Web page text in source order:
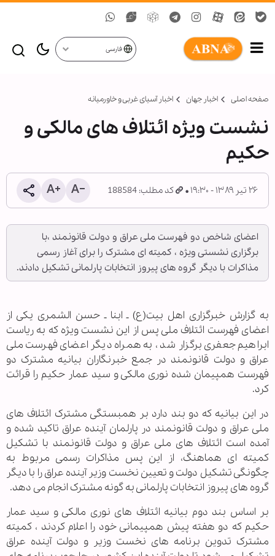
فارسی
صفحه اصلی اخبار جهان اخبار آسیای غربی و خاورمیانه
نشست ویژه ائتلاف های مالکی و
حکیم
۲۶ تیر ۱۳۸۹ - ۱۹:۳۰ کد مطلب: 188584
اعضای شاخص دو فهرست ملی عراق و دولت قانونمند ،با
برگزاری نشستی ویژه ، کمیته ای مشترک را برای آغاز رسمی
مذاکرات با دیگر گروه های پیروز انتخابات پارلمانی تشکیل دادند.
به گزارش خبرگزاری اهل بیت(ع) ـ ابنا ـ حسن الشمری یکی از
اعضای فهرست ائتلاف ملی پس از این نشست ویژه که به ریاست
ابراهیم جعفری برگزار شد ، به همراه دیگر اعضای فهرست ملی
عراق و دولت قانونمند در جمع خبرنگاران بیانیه مشترک دو
فهرست همپیمان شده نوری مالکی و سید عمار حکیم را قرائت
کرد.
در این بیانیه که دو بند دارد بر همبستگی مشترک ائتلاف های
ملی عراق و دولت قانونمند در پارلمان آینده عراق تاکید شده و
آمده است ائتلاف های ملی عراق و دولت قانونمند با تشکیل
کمیته ای هماهنگ، از این پس مذاکرات رسمی مربوط به
چگونگی تشکیل دولت و تعیین نخست وزیر آینده عراق را با دیگر
گروه های پیروز انتخابات پارلمانی به گونه مشترک انجام می دهد.
بر اساس بند دوم بیانیه ائتلاف های نوری مالکی و سید عمار
حکیم که دو هفته پیش همپیمانی خود را اعلام کردند ، کمیته
مشترک تدوین برنامه های نخست وزیر و دولت آینده عراق